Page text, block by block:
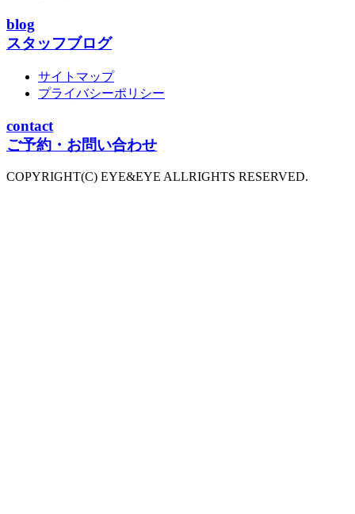
blog
スタッフブログ
サイトマップ
プライバシーポリシー
contact
ご予約・お問い合わせ
COPYRIGHT(C) EYE&EYE ALLRIGHTS RESERVED.